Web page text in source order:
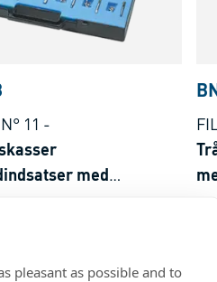
pleasant as possible and to
11 -
med